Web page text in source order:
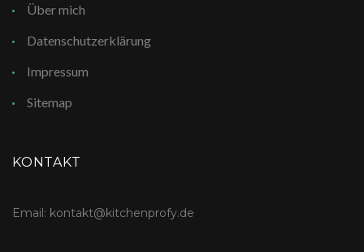
Über mich
Datenschutzerklärung
Impressum
Sitemap
KONTAKT
Email: kontakt@kitchenprofy.de